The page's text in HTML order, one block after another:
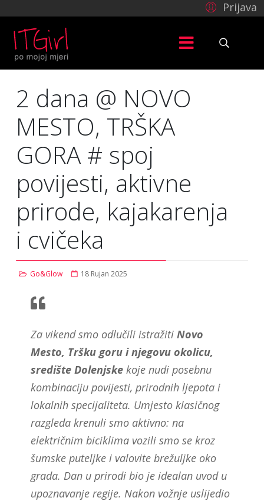
Prijava
2 dana @ NOVO
MESTO, TRŠKA
GORA # spoj
povijesti, aktivne
prirode, kajakarenja
i cvičeka
Go&Glow 18 Rujan 2025
Za vikend smo odlučili istražiti Novo
Mesto, Tršku goru i njegovu okolicu,
središte Dolenjske koje nudi posebnu
kombinaciju povijesti, prirodnih ljepota i
lokalnih specijaliteta. Umjesto klasičnog
razgleda krenuli smo aktivno: na
električnim biciklima vozili smo se kroz
šumske puteljke i valovite brežuljke oko
grada. Dan u prirodi bio je idealan uvod u
upoznavanje regije. Nakon vožnje uslijedio